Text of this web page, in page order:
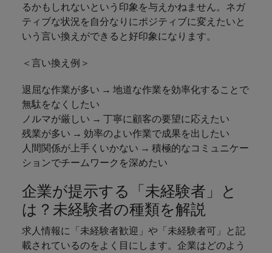
るかもしれないという印象を与えかねません。ネガ
ティブな状況を自分なりにポジティブに変えたいと
いう言い換えができると好印象になります。
＜言い換え例＞
退屈な作業が多い → 地道な作業を効率化することで
無駄をなくしたい
ノルマが厳しい → 丁寧に顧客の要望に応えたい
残業が多い → 効率のよい作業で成果を出したい
人間関係が上手くいかない → 積極的なコミュニケー
ションでチームワークを深めたい
企業が提示する「未経験者」と
は？未経験者の種類を解説
求人情報に「未経験者歓迎」や「未経験者可」と記
載されているのをよく目にします。企業はどのよう